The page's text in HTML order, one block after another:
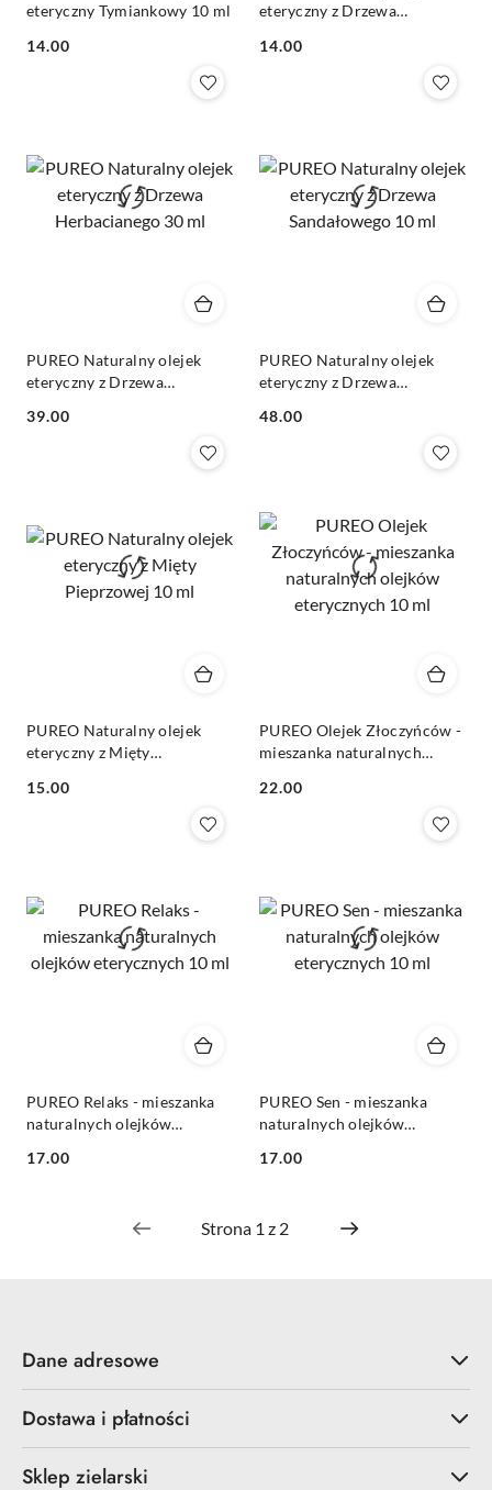
eteryczny Tymiankowy 10 ml
Cena:
14.00
eteryczny z Drzewa
Cena:
14.00
PUREO Naturalny olejek
eteryczny z Drzewa
Cena:
39.00
PUREO Naturalny olejek
eteryczny z Drzewa
Cena:
48.00
PUREO Naturalny olejek
eteryczny z Mięty
Cena:
15.00
PUREO Olejek Złoczyńców -
mieszanka naturalnych
Cena:
22.00
PUREO Relaks - mieszanka
naturalnych olejków
Cena:
17.00
PUREO Sen - mieszanka
naturalnych olejków
Cena:
17.00
Dane adresowe
Dostawa i płatności
Sklep zielarski